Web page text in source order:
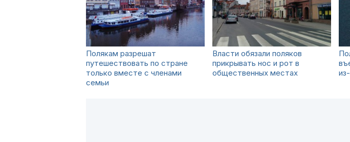
Полякам разрешат
путешествовать по стране
только вместе с членами
семьи
Власти обязали поляков
прикрывать нос и рот в
общественных местах